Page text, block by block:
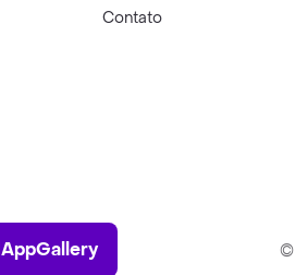
Contato
AppGallery
AppGallery ©